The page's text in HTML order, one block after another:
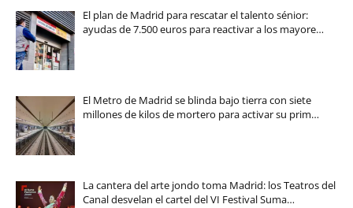
El plan de Madrid para rescatar el talento sénior:
ayudas de 7.500 euros para reactivar a los mayore…
El Metro de Madrid se blinda bajo tierra con siete
millones de kilos de mortero para activar su prim…
La cantera del arte jondo toma Madrid: los Teatros del
Canal desvelan el cartel del VI Festival Suma…